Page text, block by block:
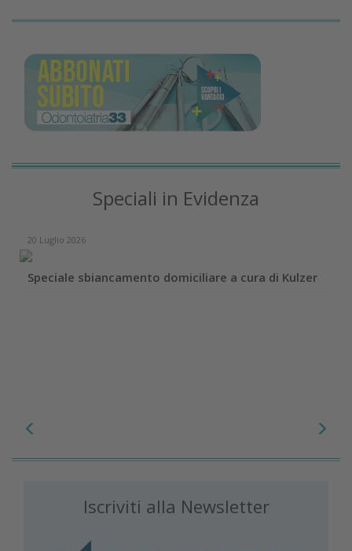
Speciali in Evidenza
20 Luglio 2026
Speciale sbiancamento domiciliare a cura di Kulzer
Iscriviti alla Newsletter